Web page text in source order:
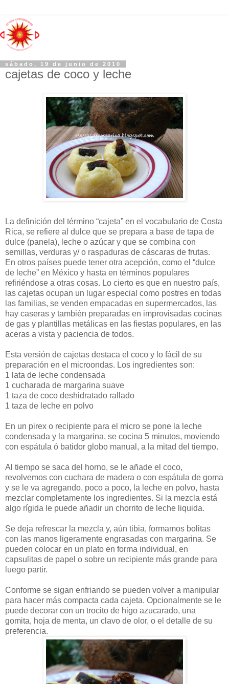
sábado, 19 de junio de 2010
cajetas de coco y leche
La definición del término “cajeta” en el vocabulario de Costa
Rica, se refiere al dulce que se prepara a base de tapa de
dulce (panela), leche o azúcar y que se combina con
semillas, verduras y/ o raspaduras de cáscaras de frutas.
En otros países puede tener otra acepción, como el “dulce
de leche” en México y hasta en términos populares
refiriéndose a otras cosas. Lo cierto es que en nuestro país,
las cajetas ocupan un lugar especial como postres en todas
las familias, se venden empacadas en supermercados, las
hay caseras y también preparadas en improvisadas cocinas
de gas y plantillas metálicas en las fiestas populares, en las
aceras a vista y paciencia de todos.
Esta versión de cajetas destaca el coco y lo fácil de su
preparación en el microondas. Los ingredientes son:
1 lata de leche condensada
1 cucharada de margarina suave
1 taza de coco deshidratado rallado
1 taza de leche en polvo
En un pirex o recipiente para el micro se pone la leche
condensada y la margarina, se cocina 5 minutos, moviendo
con espátula ó batidor globo manual, a la mitad del tiempo.
Al tiempo se saca del horno, se le añade el coco,
revolvemos con cuchara de madera o con espátula de goma
y se le va agregando, poco a poco, la leche en polvo, hasta
mezclar completamente los ingredientes. Si la mezcla está
algo rígida le puede añadir un chorrito de leche liquida.
Se deja refrescar la mezcla y, aún tibia, formamos bolitas
con las manos ligeramente engrasadas con margarina. Se
pueden colocar en un plato en forma individual, en
capsulitas de papel o sobre un recipiente más grande para
luego partir.
Conforme se sigan enfriando se pueden volver a manipular
para hacer más compacta cada cajeta. Opcionalmente se le
puede decorar con un trocito de higo azucarado, una
gomita, hoja de menta, un clavo de olor, o el detalle de su
preferencia.